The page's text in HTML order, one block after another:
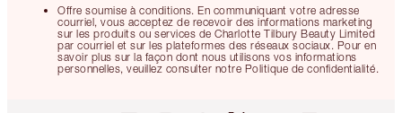
Offre soumise à conditions. En communiquant votre adresse
courriel, vous acceptez de recevoir des informations marketing
sur les produits ou services de Charlotte Tilbury Beauty Limited
par courriel et sur les plateformes des réseaux sociaux. Pour en
savoir plus sur la façon dont nous utilisons vos informations
personnelles, veuillez consulter notre Politique de confidentialité.